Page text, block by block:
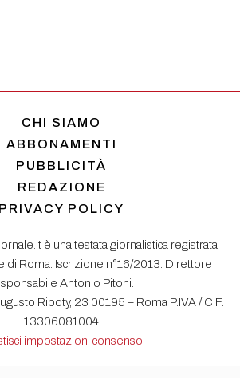
CHI SIAMO
ABBONAMENTI
PUBBLICITÀ
REDAZIONE
PRIVACY POLICY
è una testata giornalistica registrata
di Roma. Iscrizione n°16/2013. Direttore
Antonio Pitoni.
Riboty, 23 00195 – Roma P.IVA / C.F.
13306081004
impostazioni consenso